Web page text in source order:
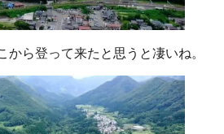
ら登って来たと思うと凄いね。